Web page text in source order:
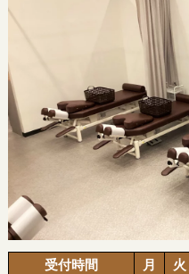
受付時間 月 火